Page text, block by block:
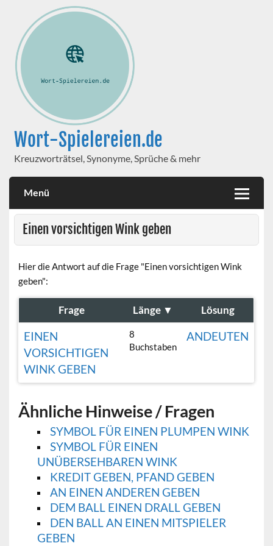
Wort-Spielereien.de
Kreuzworträtsel, Synonyme, Sprüche & mehr
Menü
Einen vorsichtigen Wink geben
Hier die Antwort auf die Frage "Einen vorsichtigen Wink
geben":
Frage Länge ▼ Lösung
EINEN
VORSICHTIGEN
WINK GEBEN
8
Buchstaben
ANDEUTEN
Ähnliche Hinweise / Fragen
SYMBOL FÜR EINEN PLUMPEN WINK
SYMBOL FÜR EINEN
UNÜBERSEHBAREN WINK
KREDIT GEBEN, PFAND GEBEN
AN EINEN ANDEREN GEBEN
DEM BALL EINEN DRALL GEBEN
DEN BALL AN EINEN MITSPIELER
GEBEN